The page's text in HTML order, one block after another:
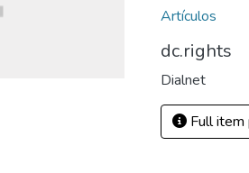
Artículos
dc.rights
Dialnet
Full item